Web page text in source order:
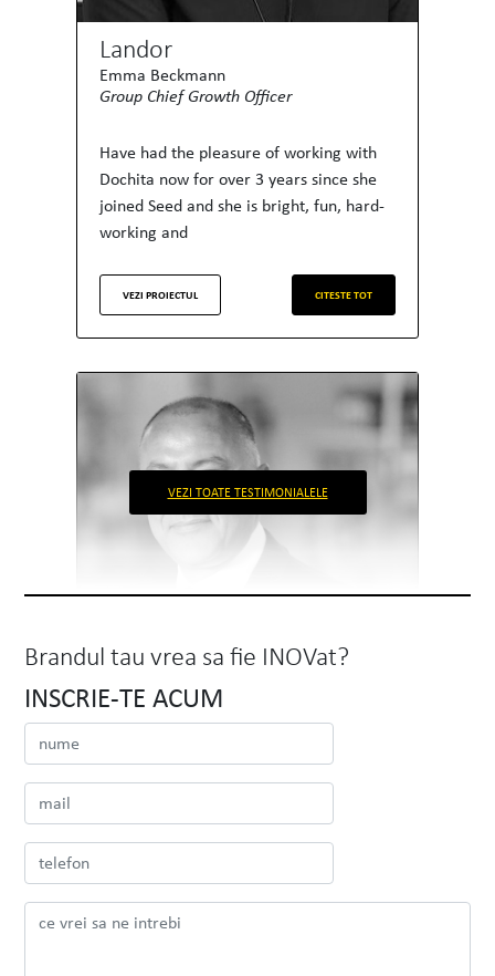
Landor
Emma Beckmann
Group Chief Growth Officer
Have had the pleasure of working with
Dochita now for over 3 years since she
joined Seed and she is bright, fun, hard-
working and
VEZI PROIECTUL CITESTE TOT
Nawaf Salameh
Chairman & Founding Owner
Prima intalnire cu echipa INOVEO a fost
impresionat cu entuziasmul
VEZI TOATE TESTIMONIALELE
Brandul tau vrea sa fie INOVat?
INSCRIE-TE ACUM